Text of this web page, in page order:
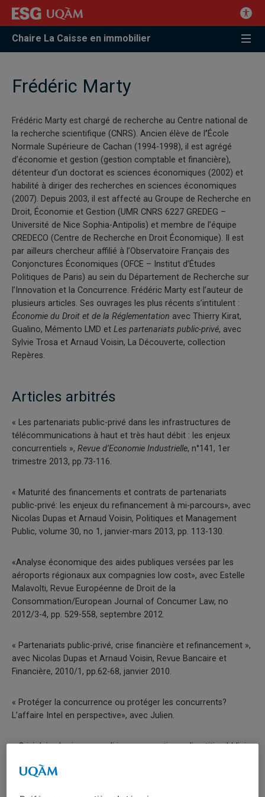
Chaire La Caisse en immobilier
Frédéric Marty
Frédéric Marty est chargé de recherche au Centre national de
la recherche scientifique (CNRS). Ancien élève de l ’École
Normale Supérieure de Cachan (1994-1998), il est agrégé
d’économie et gestion (gestion comptable et financière),
détenteur d’un doctorat es sciences économiques (2002) et
habilité à diriger des recherches en sciences économiques
(2007). Depuis 2003, il est affecté au Groupe de Recherche en
Droit, Économie et Gestion (UMR CNRS 6227 GREDEG –
Université de Nice Sophia-Antipolis) et membre de l’équipe
CREDECO (Centre de Recherche en Droit Économique). Il est
par ailleurs chercheur affilié à l’Observatoire Français des
Conjonctures Économiques (OFCE – Institut d’Études
Politiques de Paris) au sein du Département de Recherche sur
l’Innovation et la Concurrence. Frédéric Marty est l’auteur de
plusieurs articles. Ses ouvrages les plus récents s’intitulent :
Économie du Droit et de la Réglementation avec Thierry Kirat,
Gualino, Mémento LMD et Les partenariats public-privé, avec
Sylvie Trosa et Arnaud Voisin, La Découverte, collection
Repères.
Articles arbitrés
« Les partenariats public-privé dans les infrastructures de
télécommunications à haut et très haut débit : les enjeux
concurrentiels », Revue d’Economie Industrielle, n°141, 1er
trimestre 2013, pp.73-116.
« Maturité des financements et contrats de partenariats
public-privé: les enjeux du refinancement à mi-parcours», avec
Nicolas Dupas et Arnaud Voisin, Politiques et Management
Public, volume 30, no 1, janvier-mars 2013, pp. 113-130.
«Analyse économique des aides publiques versées par les
aéroports régionaux aux compagnies low cost», avec Estelle
Malavolti, Revue Européenne de Droit de la
Consommation/European Journal of Concumer Law, no
2012/3-4, pp. 529-558, septembre 2012.
« Partenariats public-privé, crise financière et refinancement »,
avec Nicolas Dupas et Arnaud Voisin, Revue Bancaire et
Financière, 2010/1, pp.62-68, janvier 2010.
« Protéger la concurrence ou protéger les concurrents?
L’affaire Intel en perspective», avec Julien.
« Crisi dei subprimes : quali insegnamenti per gli entiti pubblici
Ragioneria e di Economia Aziendale, anno CVIII, no 9, e 10,